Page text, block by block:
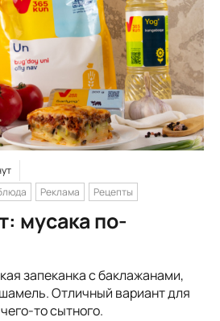
Реклама Рецепты
мусака по-
запеканка с баклажанами,
Отличный вариант для
то сытного.